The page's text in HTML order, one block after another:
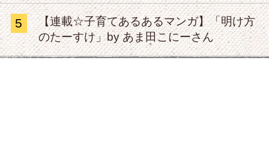
5
【連載☆子育てあるあるマンガ】「明け方
のたーすけ」by あま田こにーさん